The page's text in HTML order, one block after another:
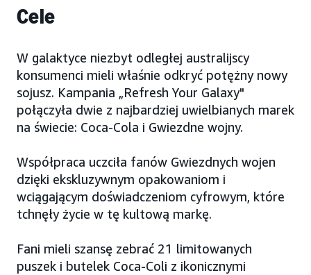
Cele
W galaktyce niezbyt odległej australijscy
konsumenci mieli właśnie odkryć potężny nowy
sojusz. Kampania „Refresh Your Galaxy"
połączyła dwie z najbardziej uwielbianych marek
na świecie: Coca-Cola i Gwiezdne wojny.
Współpraca uczciła fanów Gwiezdnych wojen
dzięki ekskluzywnym opakowaniom i
wciągającym doświadczeniom cyfrowym, które
tchnęły życie w tę kultową markę.
Fani mieli szansę zebrać 21 limitowanych
puszek i butelek Coca-Coli z ikonicznymi